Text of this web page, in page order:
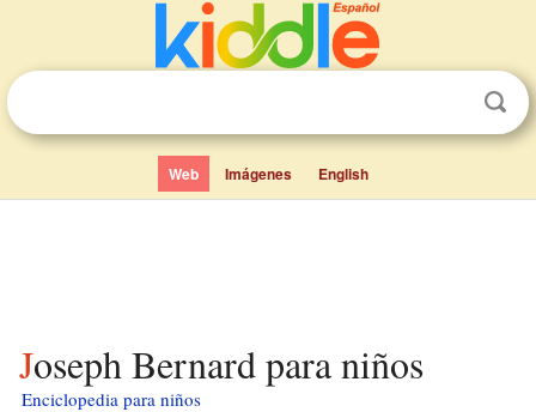
Web Imágenes English
Joseph Bernard para niños
Enciclopedia para niños